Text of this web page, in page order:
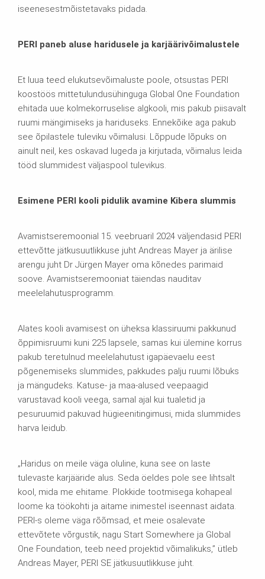
iseenesestmõistetavaks pidada.
PERI paneb aluse haridusele ja karjäärivõimalustele
Et luua teed elukutsevõimaluste poole, otsustas PERI
koostöös mittetulundusühinguga Global One Foundation
ehitada uue kolmekorruselise algkooli, mis pakub piisavalt
ruumi mängimiseks ja hariduseks. Ennekõike aga pakub
see õpilastele tuleviku võimalusi. Lõppude lõpuks on
ainult neil, kes oskavad lugeda ja kirjutada, võimalus leida
tööd slummidest väljaspool tulevikus.
Esimene PERI kooli pidulik avamine Kibera slummis
Avamistseremoonial 15. veebruaril 2024 väljendasid PERI
ettevõtte jätkusuutlikkuse juht Andreas Mayer ja ärilise
arengu juht Dr Jürgen Mayer oma kõnedes parimaid
soove. Avamistseremooniat täiendas nauditav
meelelahutusprogramm.
Alates kooli avamisest on üheksa klassiruumi pakkunud
õppimisruumi kuni 225 lapsele, samas kui ülemine korrus
pakub teretulnud meelelahutust igapäevaelu eest
põgenemiseks slummides, pakkudes palju ruumi lõbuks
ja mängudeks. Katuse- ja maa-alused veepaagid
varustavad kooli veega, samal ajal kui tualetid ja
pesuruumid pakuvad hügieenitingimusi, mida slummides
harva leidub.
„Haridus on meile väga oluline, kuna see on laste
tulevaste karjääride alus. Seda öeldes pole see lihtsalt
kool, mida me ehitame. Plokkide tootmisega kohapeal
loome ka töökohti ja aitame inimestel iseennast aidata.
PERI-s oleme väga rõõmsad, et meie osalevate
ettevõtete võrgustik, nagu Start Somewhere ja Global
One Foundation, teeb need projektid võimalikuks,” ütleb
Andreas Mayer, PERI SE jätkusuutlikkuse juht.